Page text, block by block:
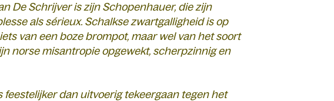
De Schrijver is zijn Schopenhauer, die zijn
als sérieux. Schalkse zwartgalligheid is op
van een boze brompot, maar wel van het soort
norse misantropie opgewekt, scherpzinnig en
feestelijker dan uitvoerig tekeergaan tegen het